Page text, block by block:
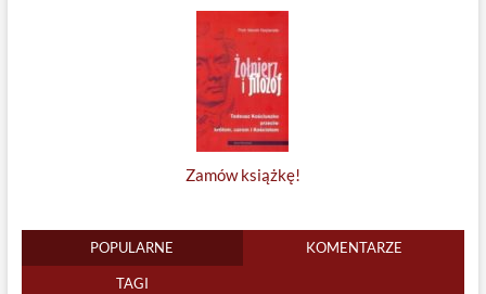
Zamów książkę!
POPULARNE KOMENTARZE
TAGI